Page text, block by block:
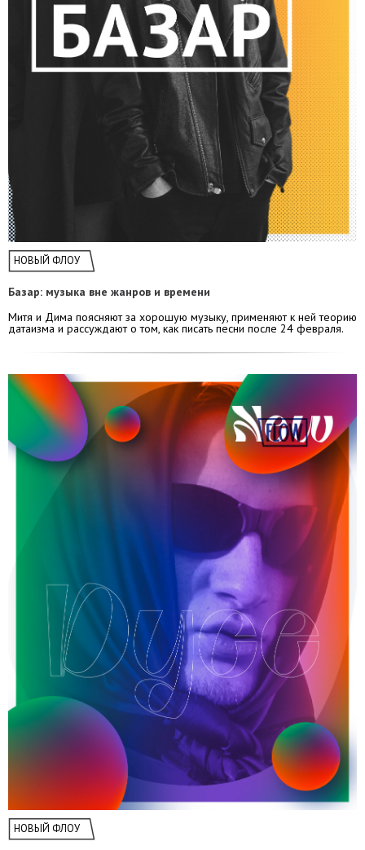
НОВЫЙ ФЛОУ
Базар: музыка вне жанров и времени
Митя и Дима поясняют за хорошую музыку, применяют к ней теорию
датаизма и рассуждают о том, как писать песни после 24 февраля.
НОВЫЙ ФЛОУ